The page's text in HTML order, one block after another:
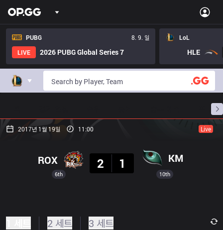
PUBG
8. 9. 일
LIVE
2026 PUBG Global Series 7
LoL
HLE
프로빌
2017년 1월 19일 11:00 Live
6th
ROX
2
1 KM
10th
2 세트 3 세트